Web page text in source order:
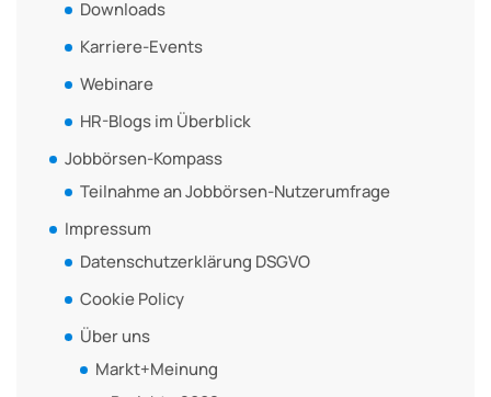
Downloads
Karriere-Events
Webinare
HR-Blogs im Überblick
Jobbörsen-Kompass
Teilnahme an Jobbörsen-Nutzerumfrage
Impressum
Datenschutzerklärung DSGVO
Cookie Policy
Über uns
Markt+Meinung